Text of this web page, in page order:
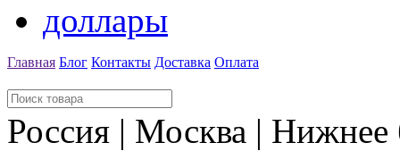
доллары
Главная Блог Контакты Доставка Оплата
Россия | Москва |